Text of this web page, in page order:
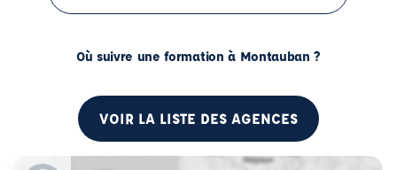
Où suivre une formation à Montauban ?
VOIR LA LISTE DES AGENCES